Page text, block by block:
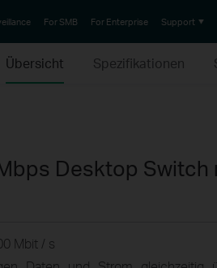
For SMB For Enterprise Support
Übersicht Spezifikationen
Desktop Switch
Mbit / s